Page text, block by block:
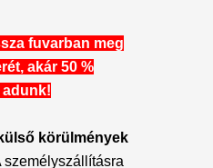
fuvarban meg
akár 50 %
adunk!
körülmények
személyszállításra